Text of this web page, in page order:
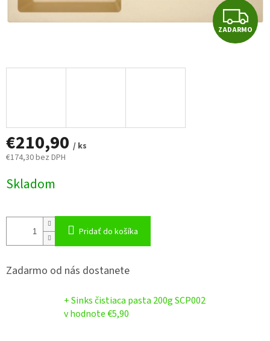
Z
A
ZADARMO
€210,90 / ks
€174,30 bez DPH
cena:
Skladom
Pridať do košíka
Zadarmo od nás dostanete
+ Sinks čistiaca pasta 200g SCP002
v hodnote €5,90